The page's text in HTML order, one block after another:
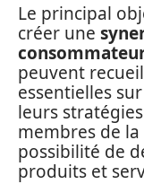
Le principal
créer une
peuvent
essentielles
leurs
membres de
possibilité de
produits et